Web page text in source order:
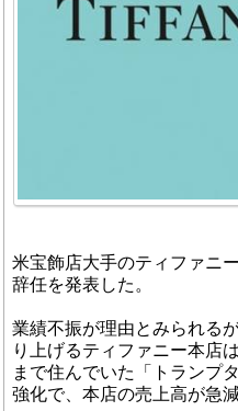
米宝飾店大手のティファニ
辞任を発表した。
業績不振が理由とみられる
り上げるティファニー本店
まで住んでいた「トランプ
強化で、本店の売上高が急